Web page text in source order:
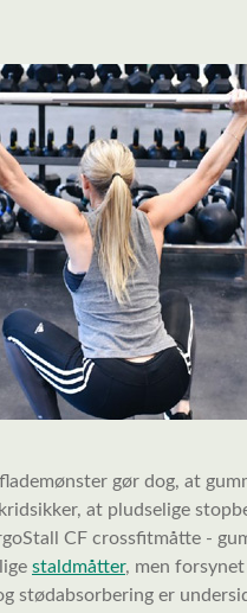
gør dog, at
at pludselige
CF crossfitmåtte -
staldmåtter, men
stødabsorbering er